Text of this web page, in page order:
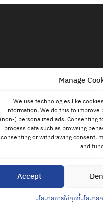
Manage
We use technologies like
information. We do this to
(non-) personalized ads. Consenting
process data such as browsing
consenting or withdrawing consent,
and
Accept
นโยบายการใช้คุกกี้นโยบาย